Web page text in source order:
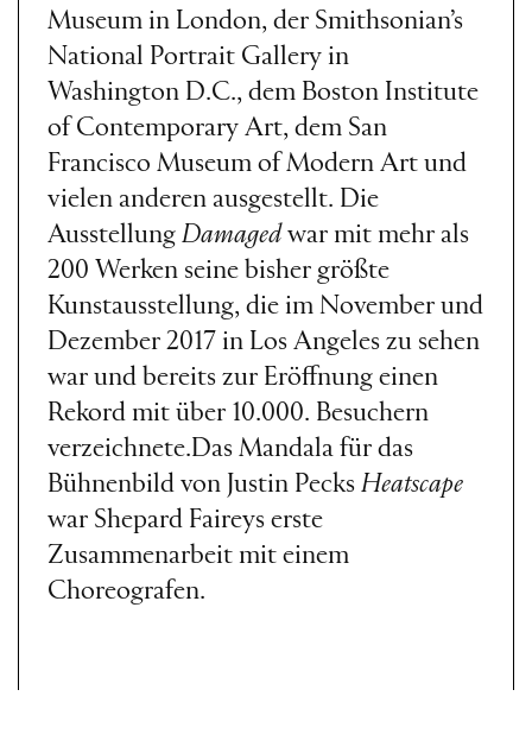
Museum in London, der Smithsonian’s
National Portrait Gallery in
Washington D.C., dem Boston Institute
of Contemporary Art, dem San
Francisco Museum of Modern Art und
vielen anderen ausgestellt. Die
Ausstellung Damagedwar mit mehr als
200 Werken seine bisher größte
Kunstausstellung, die im November und
Dezember 2017 in Los Angeles zu sehen
war und bereits zur Eröffnung einen
Rekord mit über 10.000. Besuchern
verzeichnete.Das Mandala für das
Bühnenbild von Justin Pecks Heatscape
war Shepard Faireys erste
Zusammenarbeit mit einem
Choreografen.